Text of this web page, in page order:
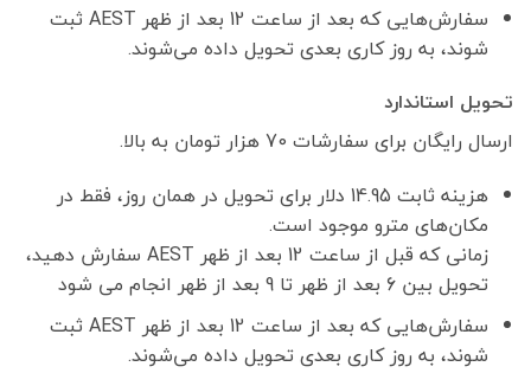
سفارش‌هایی که بعد از ساعت 12 بعد از ظهر AEST ثبت
شوند، به روز کاری بعدی تحویل داده می‌شوند.
تحویل استاندارد
ارسال رایگان برای سفارشات 70 هزار تومان به بالا.
هزینه ثابت 14.95 دلار برای تحویل در همان روز، فقط در
مکان‌های مترو موجود است.
زمانی که قبل از ساعت 12 بعد از ظهر AEST سفارش دهید،
تحویل بین 6 بعد از ظهر تا 9 بعد از ظهر انجام می شود
سفارش‌هایی که بعد از ساعت 12 بعد از ظهر AEST ثبت
شوند، به روز کاری بعدی تحویل داده می‌شوند.